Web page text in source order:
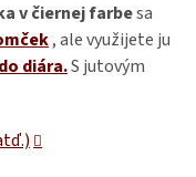
v čiernej farbesa
, ale využijete ju
do diára.S jutovým